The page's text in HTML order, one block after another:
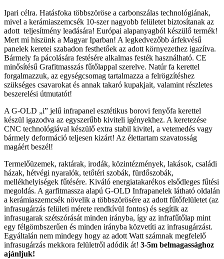
Ipari célra. Hatásfoka többszöröse a carbonszálas technológiának,
mivel a kerámiaszemcsék 10-szer nagyobb felületet biztosítanak az
adott teljesítmény leadására! Európai alapanyagból készülő termék!
Mert mi hiszünk a Magyar Iparban! A legkedvezőbb árfekvésű
panelek keretei szabadon festhetőek az adott környezethez igazítva.
Bármely fa pácolására festésére alkalmas festék használható. CE
minősítésű Grafitmasszás fűtőlappal szerelve. Natúr fa kerettel
forgalmazzuk, az egységcsomag tartalmazza a felrögzítéshez
szükséges csavarokat és annak takaró kupakjait, valamint részletes
beszerelési útmutatót!
A G-OLD „i” jelű infrapanel esztétikus borovi fenyőfa kerettel
készül igazodva az egyszerűbb kiviteli igényekhez. A keretezése
CNC technológiával készülő extra stabil kivitel, a vetemedés vagy
bármely deformáció teljesen kizárt! Az élettartam szavatosság
magáért beszél!
Termelőüzemek, raktárak, irodák, közintézmények, lakások, családi
házak, hétvégi nyaralók, tetőtéri szobák, fürdőszobák,
mellékhelyiségek fűtésére. Kiváló energiatakarékos elsődleges fűtési
megoldás. A garfitmassza alapú G-OLD Infrapanelek látható oldalán
a kerámiaszemcsék növelik a többszörösére az adott fűtőfelületet (az
infrasugárzás felületi mérete rendkívül fontos) és segítik az
infrasugarak szétszórását minden irányba, így az infrafűtőlap mint
egy félgömbszerűen és minden irányba közvetíti az infrasugárzást.
Egyáltalán nem mindegy hogy az adott Watt számnak megfelelő
infrasugárzás mekkora felületről adódik át! 3-5m belmagassághoz
ajánljuk!